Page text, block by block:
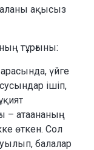
ақысыз
тұрғыны:
үйге
ішіп,
– атаананың
өткен. Сол
балалар